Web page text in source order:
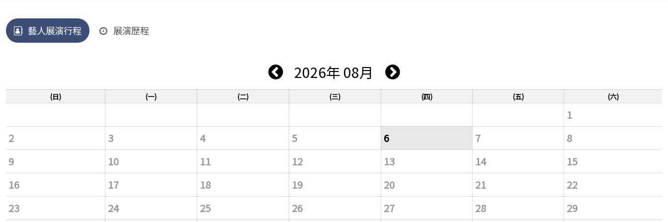
藝人展演行程 展演歷程
2026年 08月
(日) (一) (二) (三) (四) (五) (六)
1
2
3 4 5 6 7
8
9
10 11 12 13 14
15
16
17 18 19 20 21
22
23
24 25 26 27 28
29